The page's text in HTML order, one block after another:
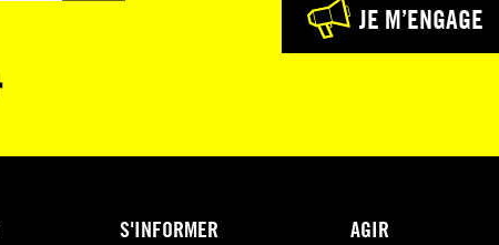
JE M’ENGAGE
S'INFORMER AGIR